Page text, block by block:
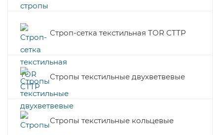
Строп-сетка текстильная TOR СТТР
Стропы текстильные двухветвевые
Стропы текстильные кольцевые